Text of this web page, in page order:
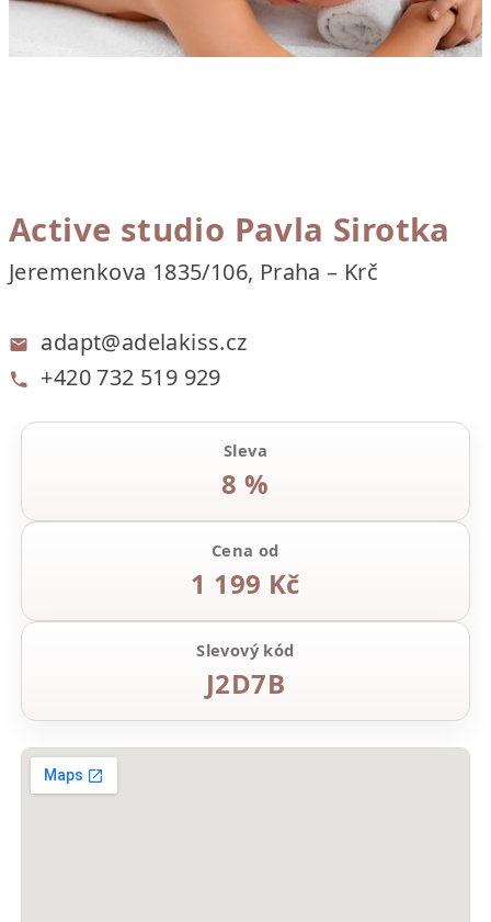
Active studio Pavla Sirotka
Jeremenkova 1835/106, Praha – Krč
adapt@adelakiss.cz
+420 732 519 929
Sleva
8 %
Cena od
1 199 Kč
Slevový kód
J2D7B